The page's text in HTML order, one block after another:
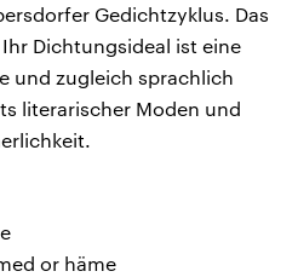
Gedichtzyklus. Das
Dichtungsideal ist eine
und zugleich sprachlich
literarischer Moden und
or häme